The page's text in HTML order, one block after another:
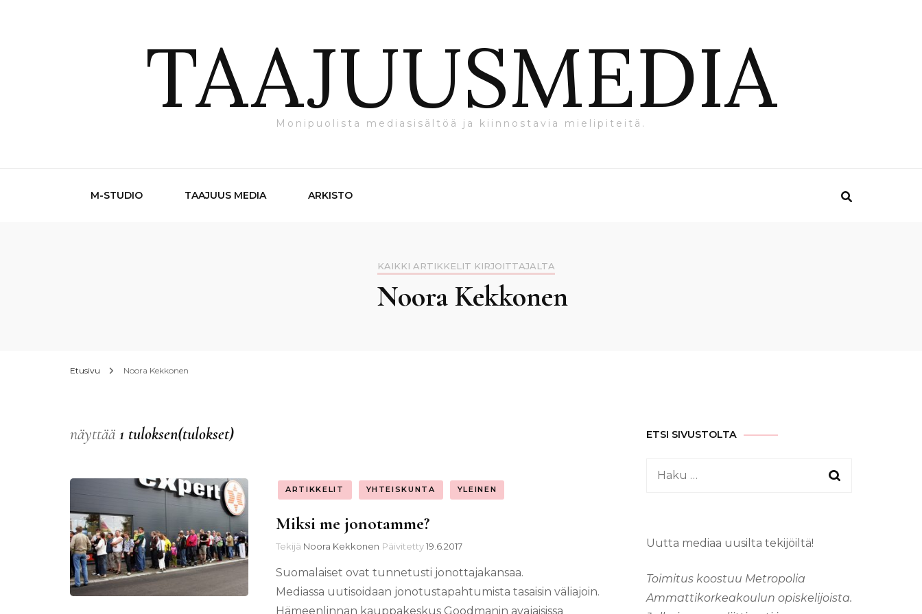
TAAJUUSMEDIA
Monipuolista mediasisältöä ja kiinnostavia mielipiteitä.
M-STUDIO TAAJUUS MEDIA ARKISTO
KAIKKI ARTIKKELIT KIRJOITTAJALTA
Noora Kekkonen
Etusivu Noora Kekkonen
näyttää 1 tuloksen(tulokset)
ARTIKKELIT YHTEISKUNTA YLEINEN
Miksi me jonotamme?
Tekijä Noora Kekkonen Päivitetty19.6.2017
Suomalaiset ovat tunnetusti jonottajakansaa.
Mediassa uutisoidaan jonotustapahtumista tasaisin väliajoin.
Hämeenlinnan kauppakeskus Goodmanin avajaisissa
ETSI SIVUSTOLTA
Haku:
Uutta mediaa uusilta tekijöiltä!
Toimitus koostuu Metropolia
Ammattikorkeakoulun opiskelijoista.